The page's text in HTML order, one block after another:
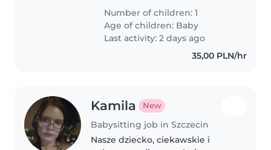
miesięcznej Antoniny.
Number of children: 1
Age of children: Baby
Last activity: 2 days ago
35,00 PLN/hr
Kamila New
Babysitting job in Szczecin
Nasze dziecko, ciekawskie i